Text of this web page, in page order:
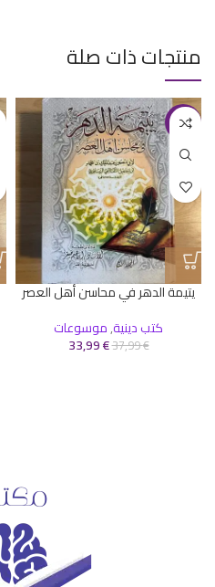
منتجات ذات صلة
-11%
يتيمة الدهر في محاسن أهل العصر
كتب دينية,موسوعات
37,99€
33,99€